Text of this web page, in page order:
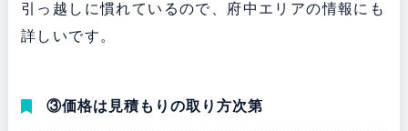
引っ越しに慣れているので、府中エリアの情報にも
詳しいです。
③価格は見積もりの取り方次第